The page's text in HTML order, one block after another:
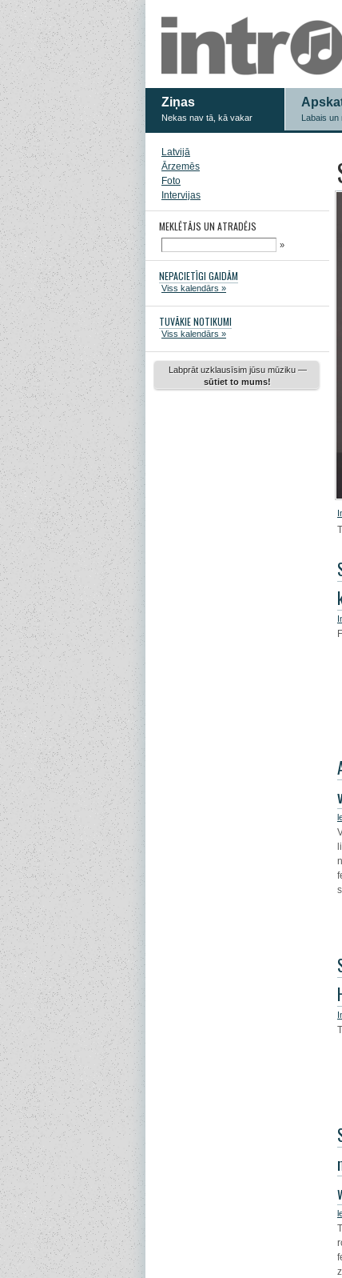
Ziņas
Nekas nav tā, kā vakar Labais un
Latvijā
Ārzemēs
Foto
Intervijas
MEKLĒTĀJS UN ATRADĒJS
»
NEPACIETĪGI GAIDĀM
Viss kalendārs »
TUVĀKIE NOTIKUMI
Viss kalendārs »
Labprāt uzklausīsim jūsu mūziku —
sūtiet to mums!